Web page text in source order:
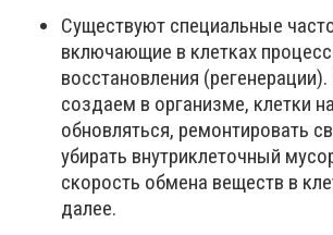
Существуют специальные
включающие в клетках
восстановления
создаем в организме, клетки
обновляться, ремонтировать
убирать внутриклеточный
скорость обмена веществ в
далее.